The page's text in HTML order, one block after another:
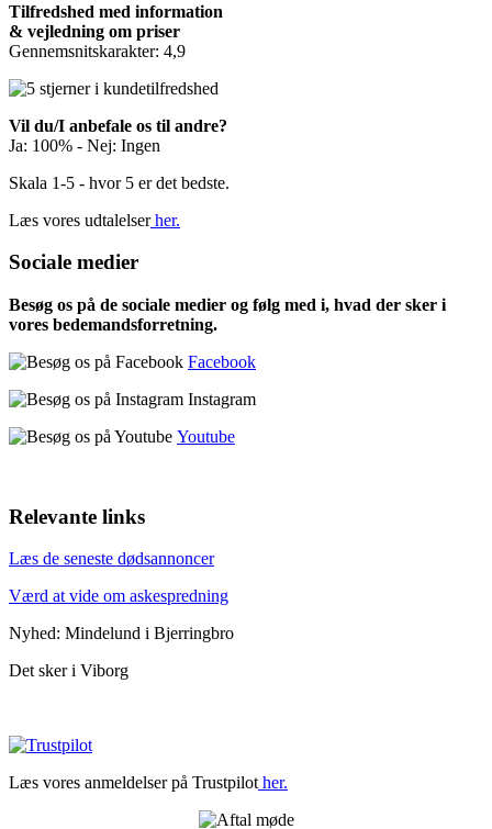
Tilfredshed med information
& vejledning om priser
Gennemsnitskarakter: 4,9
Vil du/I anbefale os til andre?
Ja: 100% - Nej: Ingen
Skala 1-5 - hvor 5 er det bedste.
Læs vores udtalelserher.
Sociale medier
Besøg os på de sociale medier og følg med i, hvad der sker i
vores bedemandsforretning.
Facebook
Instagram
Youtube
Relevante links
Læs de seneste dødsannoncer
Værd at vide om askespredning
Nyhed: Mindelund i Bjerringbro
Det sker i Viborg
Læs vores anmeldelser på Trustpilot her.